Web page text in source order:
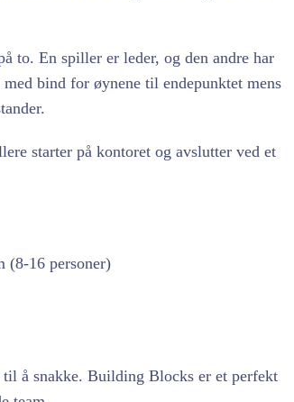
to. En spiller er leder, og den andre har
bind for øynene til endepunktet mens
starter på kontoret og avslutter ved et
(8-16 personer)
å snakke. Building Blocks er et perfekt